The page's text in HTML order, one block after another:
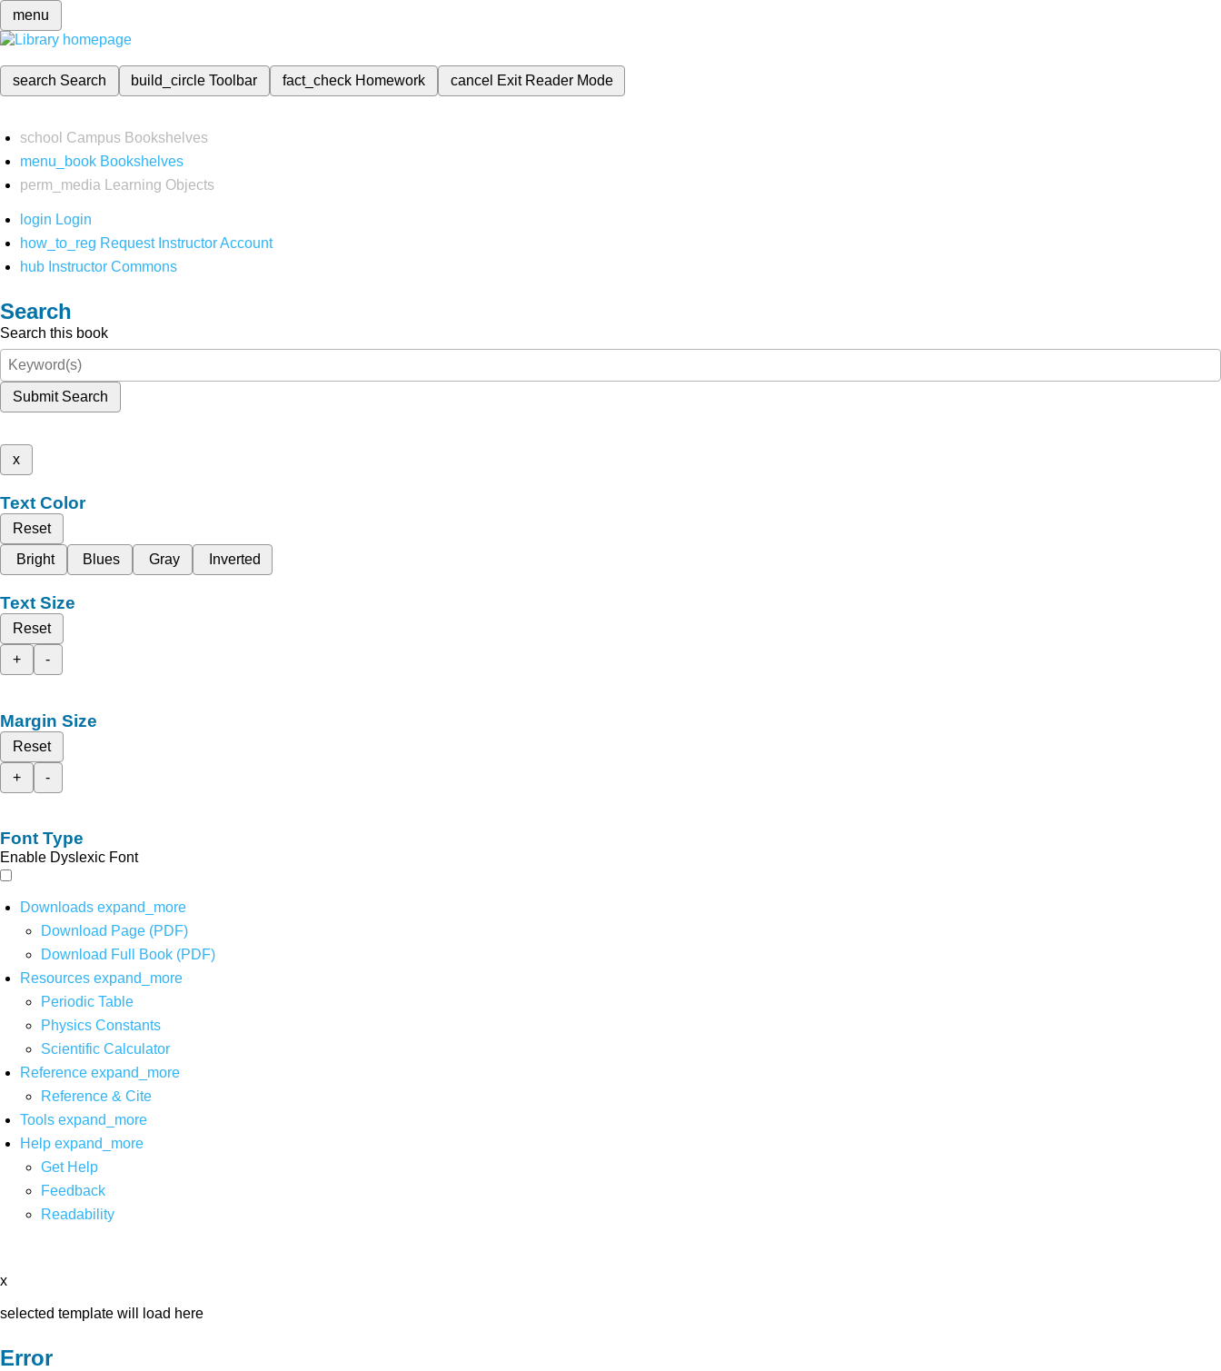
menu
search Search build_circleToolbar fact_check Homework cancel Exit Reader Mode
school Campus Bookshelves
menu_book Bookshelves
perm_media
Learning Objects
login Login
how_to_reg Request Instructor Account
hub Instructor Commons
Search
Search this book
Submit Search
x
Text Color
Reset
Bright
Blues Gray Inverted
Text Size
Reset
+
-
Margin Size
Reset
+
-
Font Type
Enable Dyslexic Font
Downloads expand_more
Download Page (PDF)
Download Full Book (PDF)
Resources expand_more
Periodic Table
Physics Constants
Scientific Calculator
Reference expand_more
Reference & Cite
Tools expand_more
Help expand_more
Get Help
Feedback
Readability
x
selected template will load here
Error